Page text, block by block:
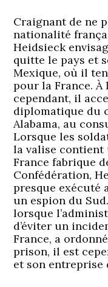
Craignant de ne
nationalité
Heidsieck
quitte le pays et
Mexique, où il
pour la France.
cependant, il
diplomatique du
Alabama, au
Lorsque les
la valise
France fabrique
Confédération,
presque exécuté
un espion du
lorsque
d’éviter un
France, a
prison, il est
et son entreprise